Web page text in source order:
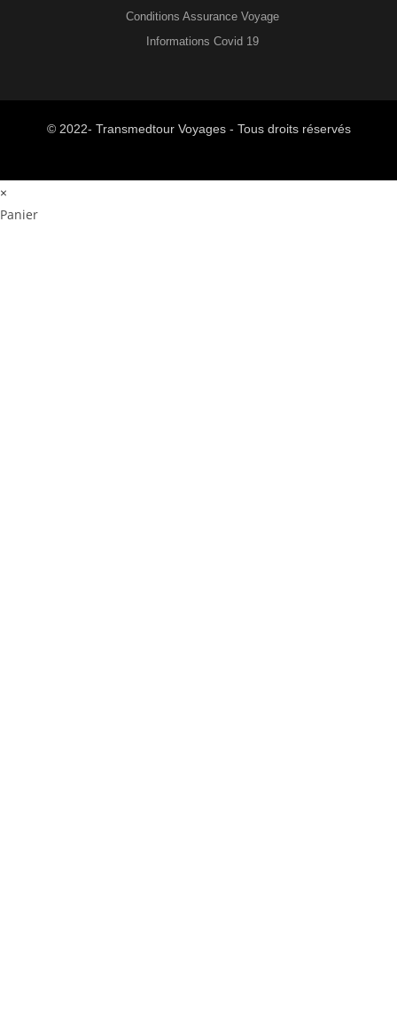
Conditions Assurance Voyage
Informations Covid 19
© 2022- Transmedtour Voyages - Tous droits réservés
×
Panier